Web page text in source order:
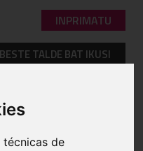
de
INPRIMATU
BESTE TALDE BAT IKUSI
3ª-